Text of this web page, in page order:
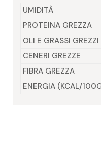
UMIDITÀ
PROTEINA GREZZA
OLI E GRASSI GREZZI
CENERI GREZZE
FIBRA GREZZA
ENERGIA (KCAL/